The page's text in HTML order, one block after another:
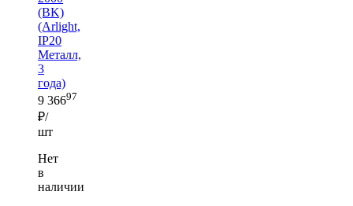
(BK)
(Arlight,
IP20
Металл,
3
года)
9 36697
₽/
шт
Нет
в
наличии